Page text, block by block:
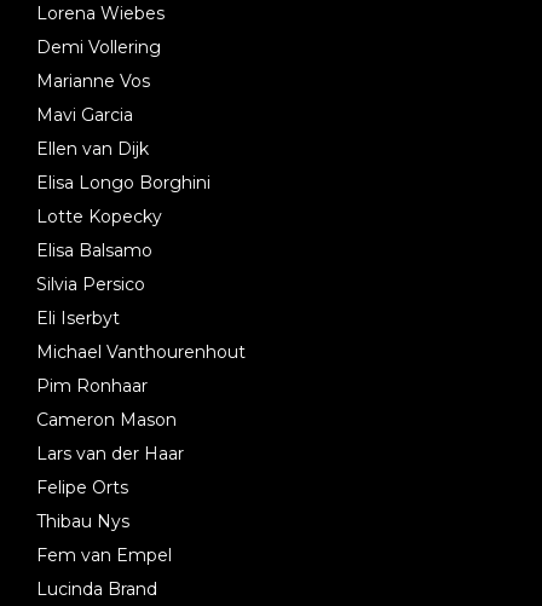
Lorena Wiebes
Demi Vollering
Marianne Vos
Mavi Garcia
Ellen van Dijk
Elisa Longo Borghini
Lotte Kopecky
Elisa Balsamo
Silvia Persico
Eli Iserbyt
Michael Vanthourenhout
Pim Ronhaar
Cameron Mason
Lars van der Haar
Felipe Orts
Thibau Nys
Fem van Empel
Lucinda Brand